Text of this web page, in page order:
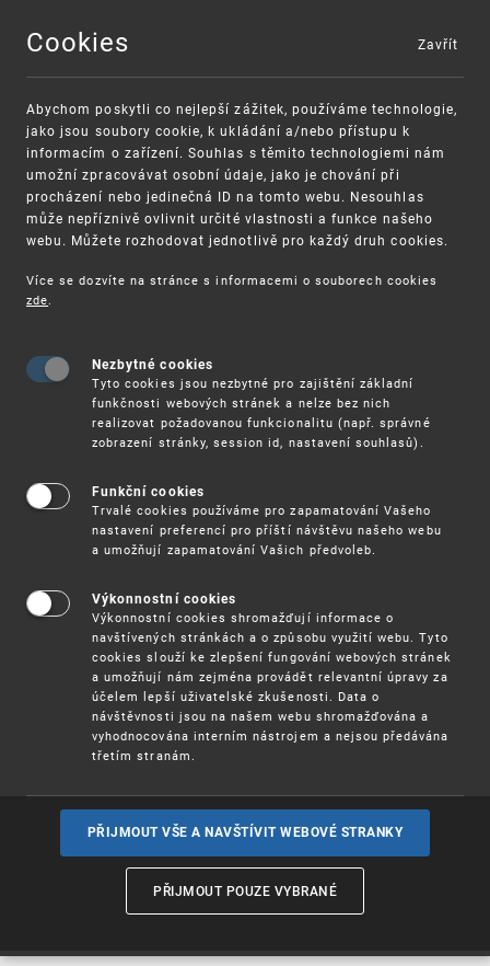
MENU
VAROVÁNÍ
Finanční podpora
Vynálezy / Patenty
Užitnévzory
Ochrannéznámky
Označení původua zeměpisná
Cookies
Abychom poskytli co nejlepší zážitek, používáme technologie,
jako jsou soubory cookie, k ukládání a/nebo přístupu k
informacím o zařízení. Souhlas s těmito technologiemi nám
umožní zpracovávat osobní údaje, jako je chování při
procházení nebo jedinečná ID na tomto webu. Nesouhlas
může nepříznivě ovlivnit určité vlastnosti a funkce našeho
webu. Můžete rozhodovat jednotlivě pro každý druh cookies.
Více se dozvíte na stránce s informacemi o souborech cookies
zde.
Nezbytné cookies
Tyto cookies jsou nezbytné pro zajištění základní
funkčnosti webových stránek a nelze bez nich
realizovat požadovanou funkcionalitu (např. správné
zobrazení stránky, session id, nastavení souhlasů).
Funkční cookies
Trvalé cookies používáme pro zapamatování Vašeho
nastavení preferencí pro příští návštěvu našeho webu
a umožňují zapamatování Vašich předvoleb.
Výkonnostní cookies
Výkonnostní cookies shromažďují informace o
navštívených stránkách a o způsobu využití webu. Tyto
cookies slouží ke zlepšení fungování webových stránek
a umožňují nám zejména provádět relevantní úpravy za
účelem lepší uživatelské zkušenosti. Data o
návštěvnosti jsou na našem webu shromažďována a
vyhodnocována interním nástrojem a nejsou předávána
třetím stranám.
PŘIJMOUT VŠE A NAVŠTÍVIT WEBOVÉ STRANKY
PŘIJMOUT POUZE VYBRANÉ
Zavřít